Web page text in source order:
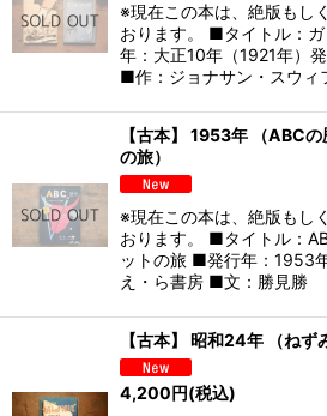
※現在この本は、絶版もし
おります。 ■タイトル：
年：大正10年（1921年）
■作：ジョナサン・スウ
【古本】 1953年 （ABC
の旅）
※現在この本は、絶版もし
おります。 ■タイトル：
ットの旅 ■発行年：1953
え・ら書房 ■文：勝見勝
【古本】 昭和24年 （ねず
4,200円(税込)